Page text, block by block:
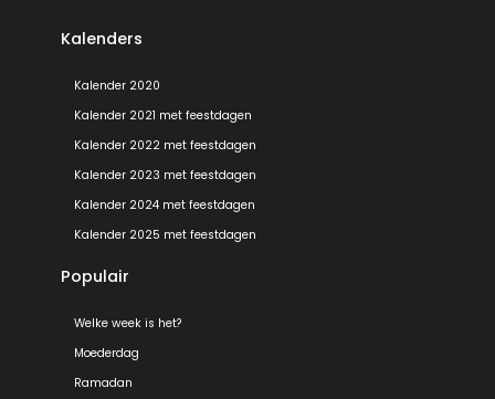
Kalenders
Kalender 2020
Kalender 2021 met feestdagen
Kalender 2022 met feestdagen
Kalender 2023 met feestdagen
Kalender 2024 met feestdagen
Kalender 2025 met feestdagen
Populair
Welke week is het?
Moederdag
Ramadan